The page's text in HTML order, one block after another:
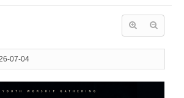
07-04